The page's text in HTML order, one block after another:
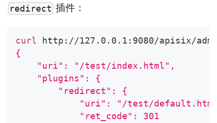
redirect 插件：
curl http://127.0.0.1:9080/apisix/
{
    "uri": "/test/index.html",
    "plugins": {
        "redirect": {
"uri": "/test/
            "ret_code": 301